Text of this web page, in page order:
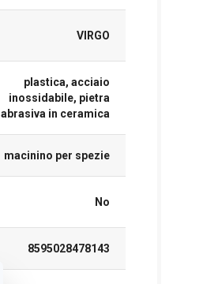
VIRGO
plastica, acciaio
inossidabile, pietra
abrasiva in ceramica
macinino per spezie
No
8595028478143